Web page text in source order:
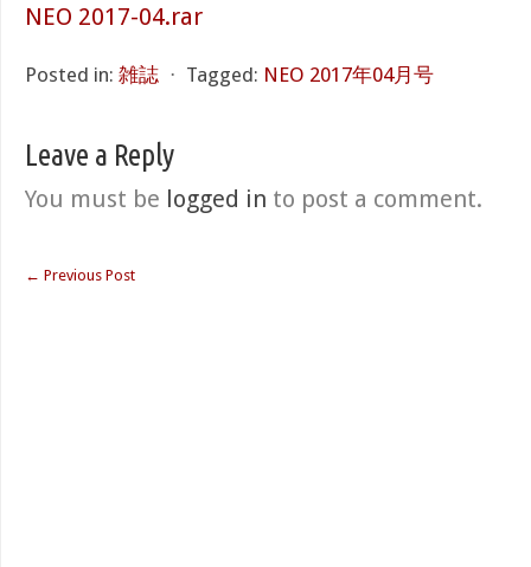
NEO 2017-04.rar
Posted in: 雑誌 ⋅ Tagged: NEO 2017年04月号
Leave a Reply
You must be logged in to post a comment.
← Previous Post